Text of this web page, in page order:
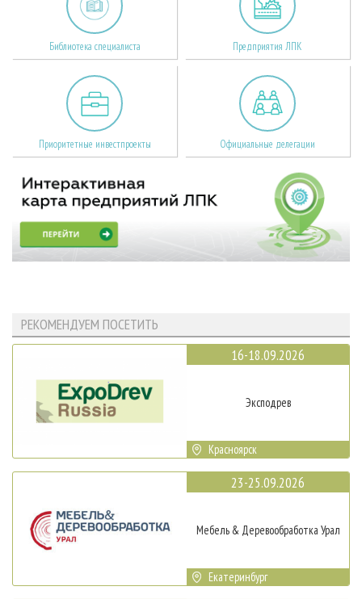
Библиотека специалиста Предприятия ЛПК
Приоритетные инвестпроекты Официальные делегации
РЕКОМЕНДУЕМ ПОСЕТИТЬ
16-18.09.2026
Эксподрев
Красноярск
23-25.09.2026
Мебель & Деревообработка Урал
Екатеринбург